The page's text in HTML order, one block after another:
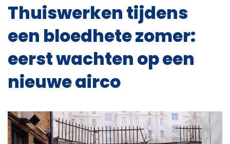
Thuiswerken tijdens
een bloedhete zomer:
eerst wachten op een
nieuwe airco